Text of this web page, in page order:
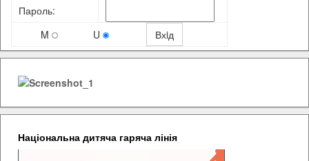
Пароль:
M
U
Національна дитяча гаряча лінія